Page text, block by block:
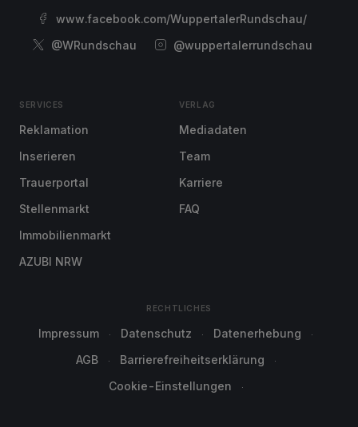
www.facebook.com/WuppertalerRundschau/
@WRundschau
@wuppertalerrundschau
SERVICES
Reklamation
Inserieren
Trauerportal
Stellenmarkt
Immobilienmarkt
AZUBI NRW
VERLAG
Mediadaten
Team
Karriere
FAQ
RECHTLICHES
Impressum Datenschutz
Datenerhebung
AGB
Barrierefreiheitserklärung
Cookie-Einstellungen